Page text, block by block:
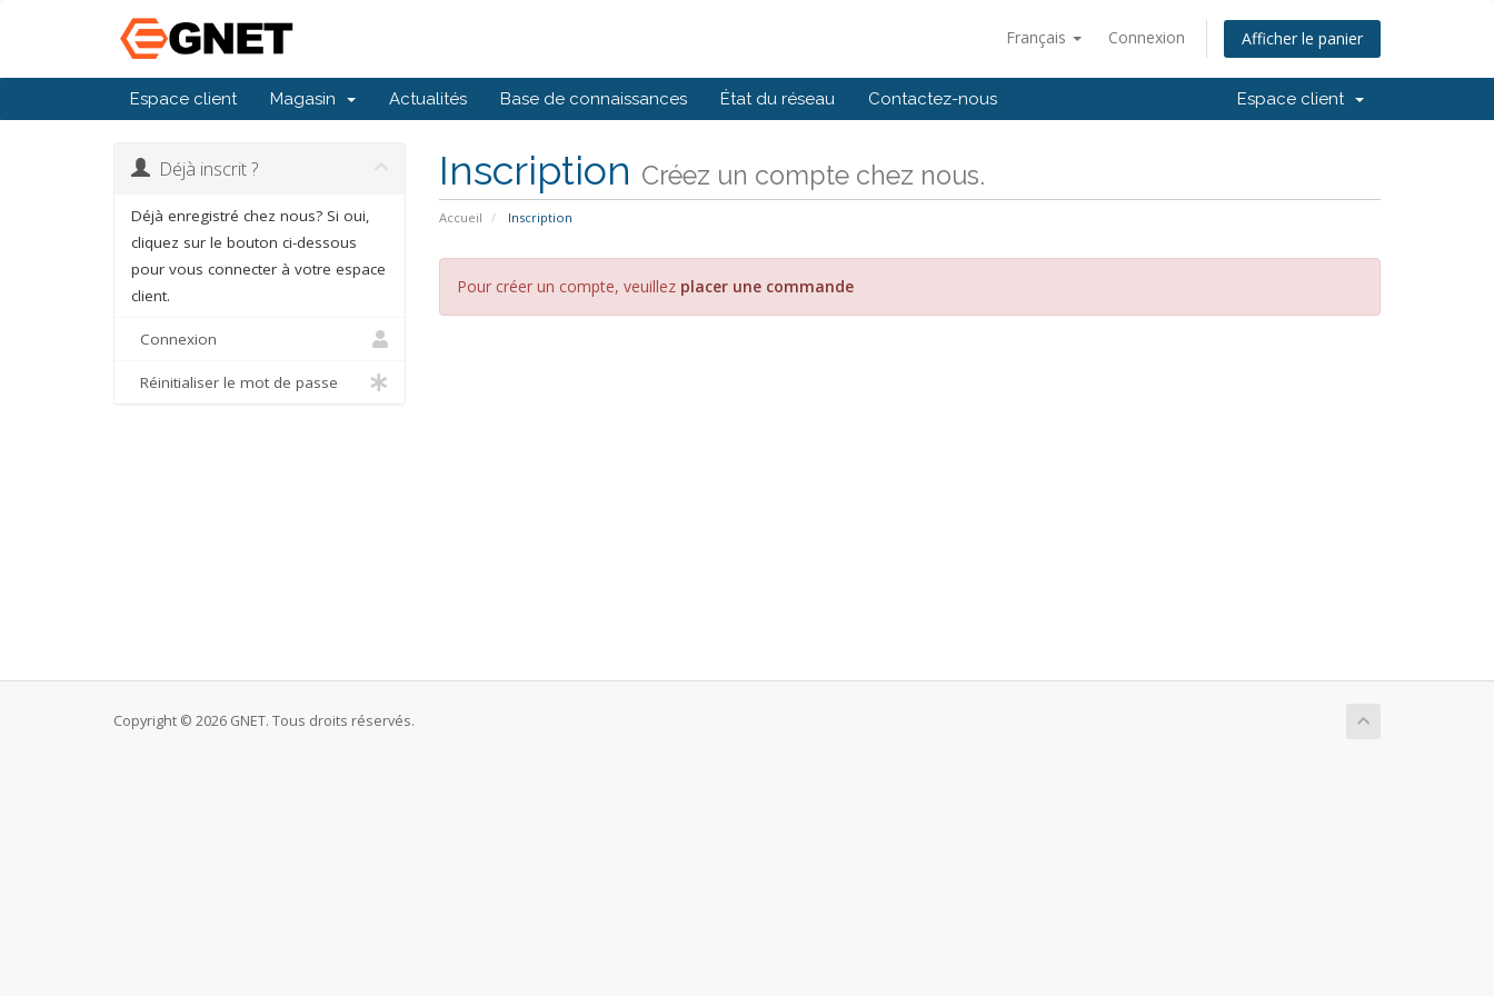
Français Connexion Afficher le panier
Espace client Magasin Actualités Base de connaissances État du réseau Contactez-nous Espace client
Inscription Créez un compte chez nous.
Accueil Inscription
Déjà inscrit ?
Déjà enregistré chez nous? Si oui,
cliquez sur le bouton ci-dessous
pour vous connecter à votre espace
client.
Connexion
Réinitialiser le mot de passe
Pour créer un compte, veuillez placer une commande
Copyright © 2026 GNET. Tous droits réservés.